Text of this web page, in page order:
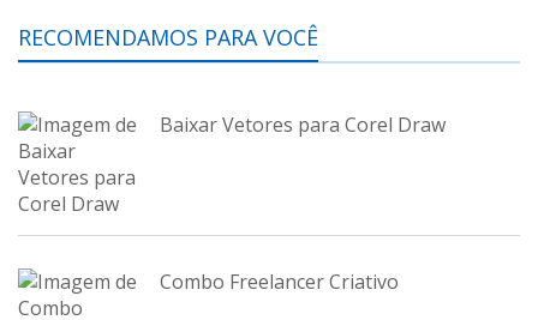
RECOMENDAMOS PARA VOCÊ
Baixar Vetores para Corel Draw
Combo Freelancer Criativo